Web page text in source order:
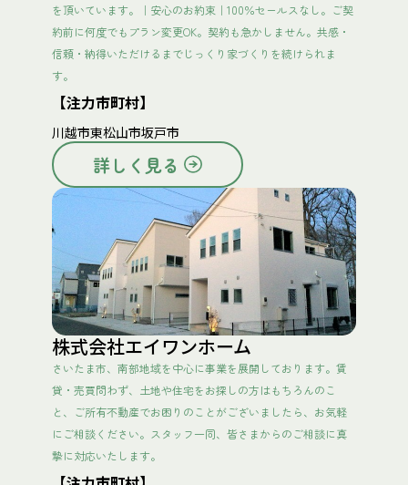
を頂いています。｜安心のお約束｜100％セールスなし。ご契
約前に何度でもプラン変更OK。契約も急かしません。共感・
信頼・納得いただけるまでじっくり家づくりを続けられま
す。
【注力市町村】
川越市東松山市坂戸市
詳しく見る
株式会社エイワンホーム
さいたま市、南部地域を中心に事業を展開しております。賃
貸・売買問わず、土地や住宅をお探しの方はもちろんのこ
と、ご所有不動産でお困りのことがございましたら、お気軽
にご相談ください。スタッフ一同、皆さまからのご相談に真
摯に対応いたします。